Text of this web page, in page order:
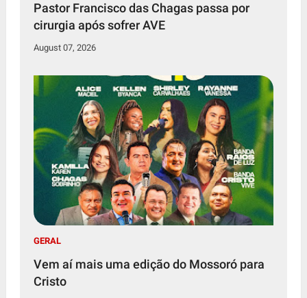
Pastor Francisco das Chagas passa por
cirurgia após sofrer AVE
August 07, 2026
GERAL
Vem aí mais uma edição do Mossoró para
Cristo